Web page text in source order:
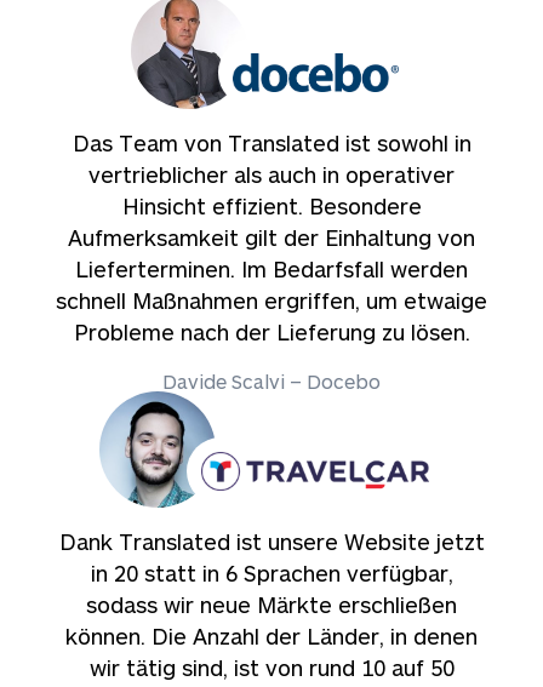
Das Team von Translated ist sowohl in
vertrieblicher als auch in operativer
Hinsicht effizient. Besondere
Aufmerksamkeit gilt der Einhaltung von
Lieferterminen. Im Bedarfsfall werden
schnell Maßnahmen ergriffen, um etwaige
Probleme nach der Lieferung zu lösen.
Davide Scalvi – Docebo
Dank Translated ist unsere Website jetzt
in 20 statt in 6 Sprachen verfügbar,
sodass wir neue Märkte erschließen
können. Die Anzahl der Länder, in denen
wir tätig sind, ist von rund 10 auf 50